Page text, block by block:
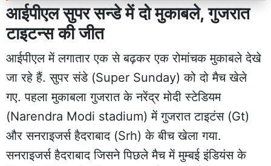
आईपीएल सुपर सन्डे में दो मुकाबले, गुजरात
टाइटन्स की जीत
आईपीएल में लगातार एक से बढ़कर एक रोमांचक मुकाबले देखे
जा रहे हैं. सुपर संडे (Super Sunday) को दो मैच खेले
गए. पहला मुकाबला गुजरात के नरेंद्र मोदी स्टेडियम
(Narendra Modi stadium) में गुजरात टाइटंस (Gt)
और सनराइजर्स हैदराबाद (Srh) के बीच खेला गया.
सनराइजर्स हैदराबाद जिसने पिछले मैच में मुम्बई इंडियंस के